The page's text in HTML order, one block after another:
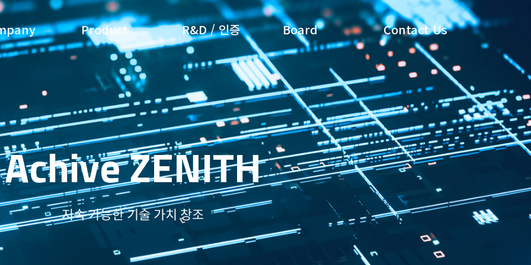
Product R&D / 인증 Board Contact Us
Achive ZENITH
지속 가능한 기술 가치 창조